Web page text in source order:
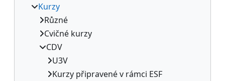
Kurzy
Různé
Cvičné kurzy
CDV
U3V
Kurzy připravené v rámci ESF